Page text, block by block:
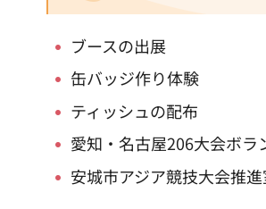
ブースの出展
缶バッジ作り体験
ティッシュの配布
愛知・名古屋206大会ボラ
安城市アジア競技大会推